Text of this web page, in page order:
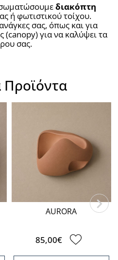
διακόπτη
ή φωτιστικού τοίχου.
σας, όπως και για
(canopy) για να καλύψει τα
σας.
Προϊόντα
AURORA
85,00€